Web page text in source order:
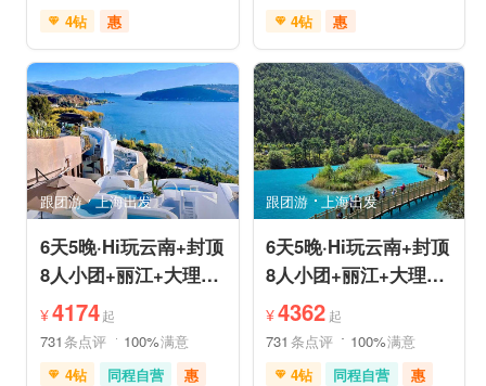
4钻
惠
免费接送机
中文服务
管家服务
品质游
喀斯特地貌
滇池红嘴鸥
乡村趣游
古镇古村
雪山之旅
赏花之旅
美景探索
深度人文
世界遗产
摄影之旅
休闲度假
特色民宿
跟团游 上海出发
6天5晚·Hi玩云南+封顶
8人小团+丽江+大理
+泸沽湖+玉龙雪山+洱
¥4174起
731条点评 100%满意
4钻
同程自营
惠
4钻
惠
免费接送机
中文服务
管家服务
品质游
情侣游
乡村趣游
古镇古村
动植物园
祈福之旅
森林公园
深度人文
世界遗产
摄影之旅
研学体验
休闲度假
特色民宿
跟团游 上海出发
6天5晚·Hi玩云南+封顶
8人小团+丽江+大理
+香格里拉+虎跳峡+洱
¥4362 起
731 条点评 100%满意
4钻
同程自营
惠